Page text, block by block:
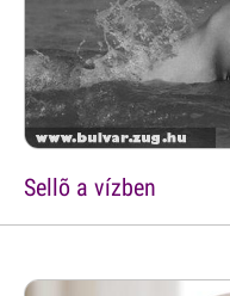
Sellõ a vízben